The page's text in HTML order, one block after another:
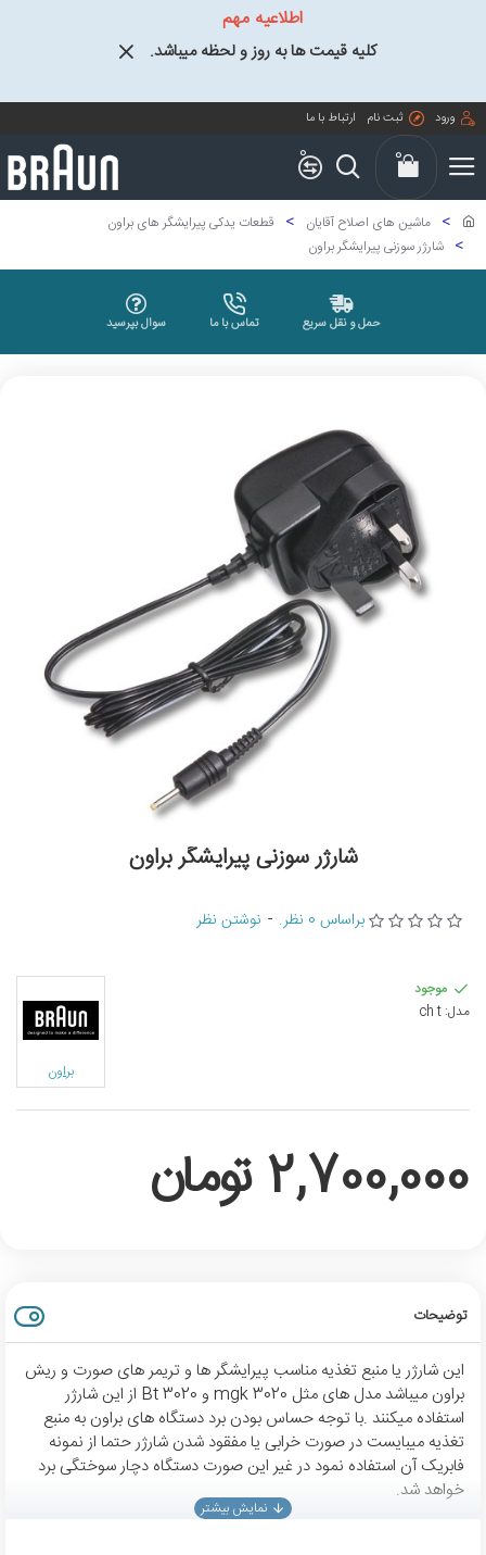
اطلاعیه مهم
کلیه قیمت ها به روز و لحظه میباشد.
ورود ثبت نام ارتباط با ما
0 0
ماشین های اصلاح آقایان
قطعات یدکی پیرایشگر های براون
شارژر سوزنی پیرایشگر براون
حمل و نقل سریع تماس با ما سوال بپرسید
شارژر سوزنی پیرایشگر براون
موجود
مدل:ch t
براون
براساس 0 نظر. - نوشتن نظر
2,700,000 تومان
توضیحات
این شارژر یا منبع تغذیه مناسب پیرایشگر ها و تریمر های صورت و ریش
براون میباشد مدل های مثل mgk 3020 و Bt 3020 از این شارژر
استفاده میکنند .با توجه حساس بودن برد دستگاه های براون به منبع
تغذیه میبایست در صورت خرابی یا مفقود شدن شارژر حتما از نمونه
فابریک آن استفاده نمود در غیر این صورت دستگاه دچار سوختگی برد
خواهد شد.